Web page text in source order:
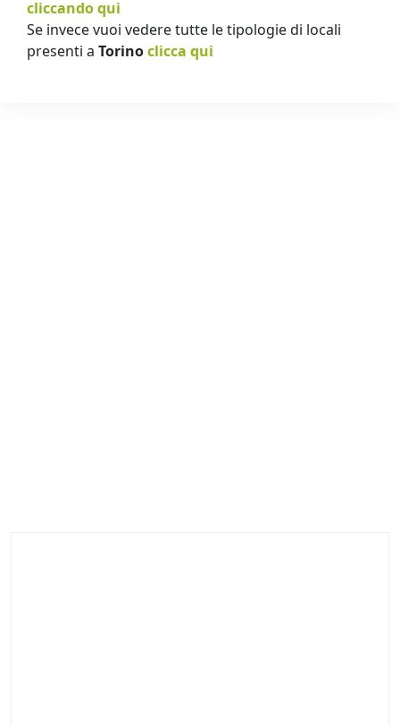
cliccando qui
Se invece vuoi vedere tutte le tipologie di locali
presenti a Torinoclicca qui